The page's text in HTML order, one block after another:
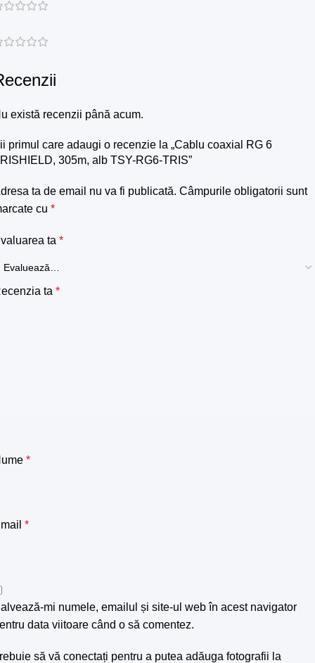
există recenzii până acum.
primul care adaugi o recenzie la „Cablu coaxial RG 6
305m, alb TSY-RG6-TRIS”
ta de email nu va fi publicată. Câmpurile obligatorii sunt
cu *
ta *
ta *
*
*
mi numele, emailul și site-ul web în acest navigator
data viitoare când o să comentez.
să vă conectați pentru a putea adăuga fotografii la